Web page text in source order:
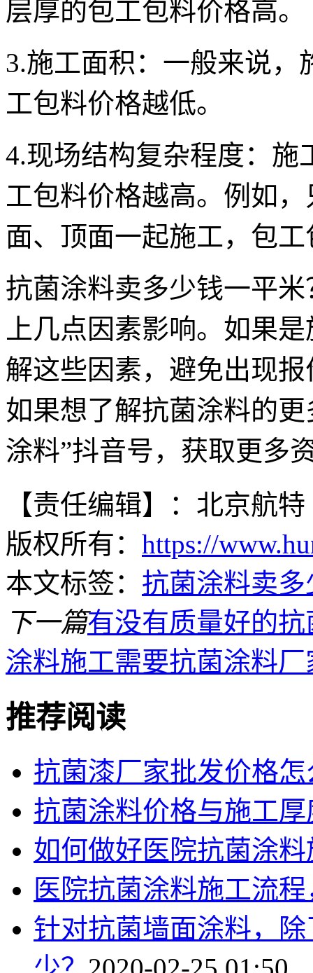
层厚的包工包料价格高。
3.施工面积：一般来说
工包料价格越低。
4.现场结构复杂程度：施
工包料价格越高。例如
面、顶面一起施工，包
抗菌涂料卖多少钱一平
上几点因素影响。如果
解这些因素，避免出现
如果想了解抗菌涂料的
涂料”抖音号，获取更多
【责任编辑】：北京航特
版权所有： https://
本文标签： 抗菌涂料卖
下一篇有没有质量好的
涂料施工需要抗菌涂料
推荐阅读
抗菌漆厂家批发价格怎
抗菌涂料价格与施工
如何做好医院抗菌涂
医院抗菌涂料施工流
针对抗菌墙面涂料，